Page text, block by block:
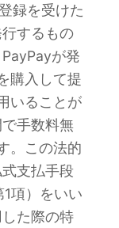
録を受けた
するもの
が発
購入して提
いることが
手数料無
。この法的
支払手段
1項）をいい
た際の特